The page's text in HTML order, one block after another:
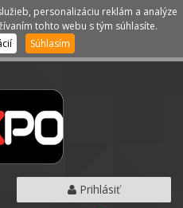
Menu
Prihlásiť
personalizáciu reklám a analýze
tohto webu s tým súhlasíte.
Súhlasím